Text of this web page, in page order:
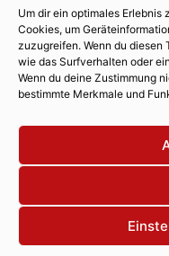
Um dir ein optimales
Cookies, um
zuzugreifen. Wenn du diesen
wie das Surfverhalten oder
Wenn du deine Zustimmung
bestimmte Merkmale und